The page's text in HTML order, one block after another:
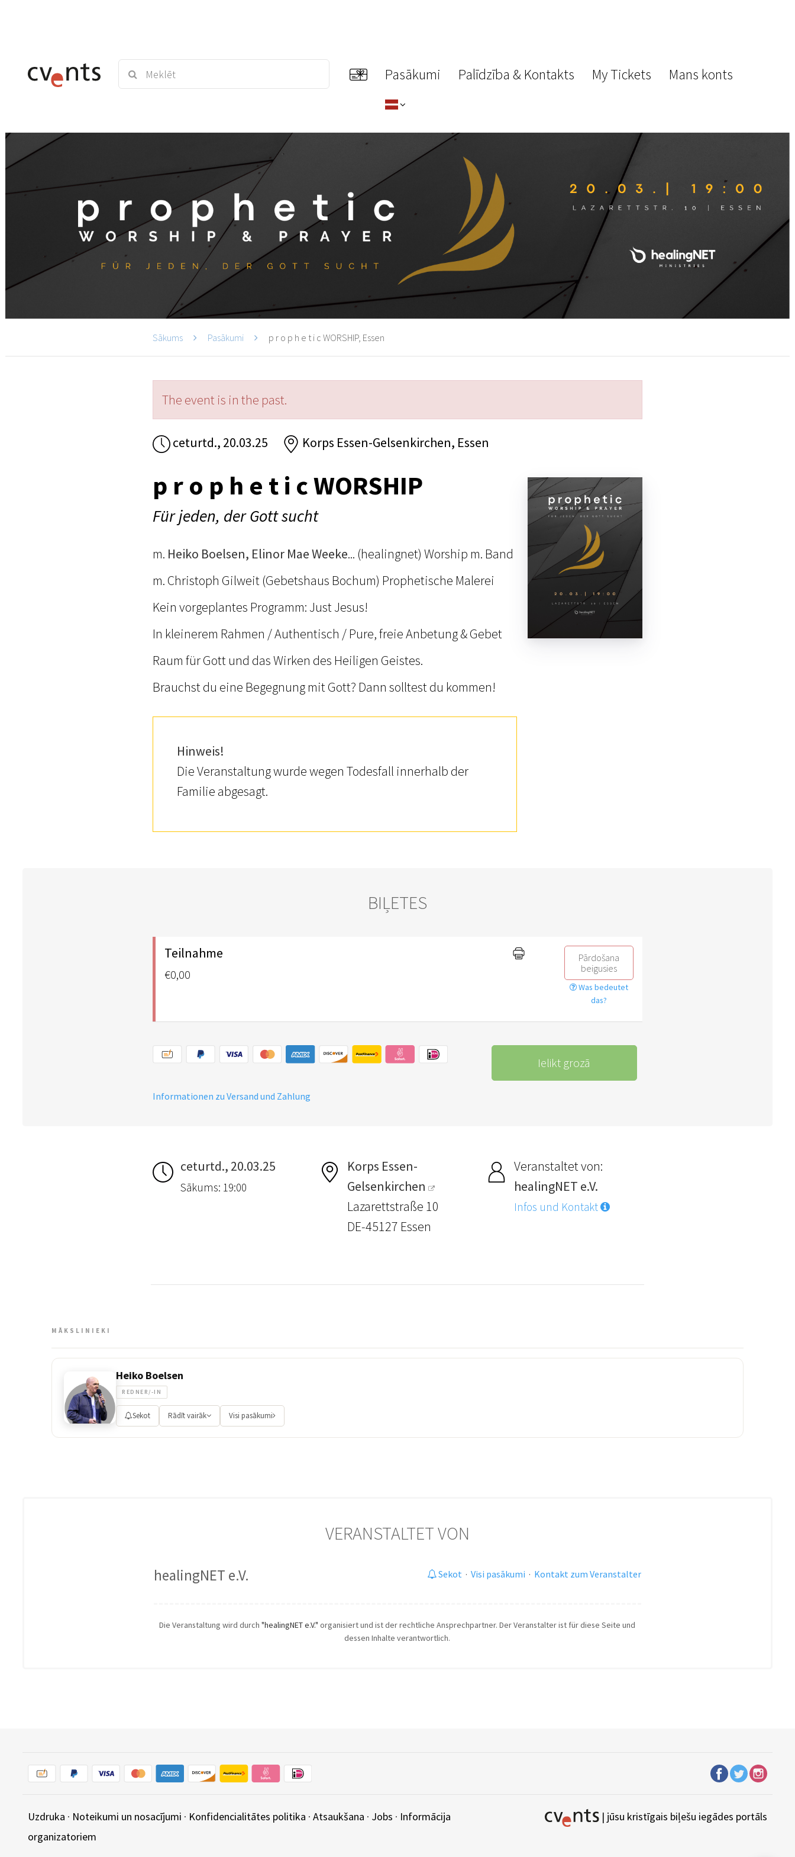
Pasākumi Palīdzība & Kontakts My Tickets Mans konts
Sākums Pasākumi p r o p h e t i c WORSHIP, Essen
The event is in the past.
ceturtd., 20.03.25 Korps Essen-Gelsenkirchen, Essen
p r o p h e t i c WORSHIP
Für jeden, der Gott sucht
m. Heiko Boelsen, Elinor Mae Weeke... (healingnet) Worship m. Band
m. Christoph Gilweit (Gebetshaus Bochum) Prophetische Malerei
Kein vorgeplantes Programm: Just Jesus!
In kleinerem Rahmen / Authentisch / Pure, freie Anbetung & Gebet
Raum für Gott und das Wirken des Heiligen Geistes.
Brauchst du eine Begegnung mit Gott? Dann solltest du kommen!
Hinweis!
Die Veranstaltung wurde wegen Todesfall innerhalb der
Familie abgesagt.
BIĻETES
Teilnahme
€0,00
Pārdošana
beigusies
Was bedeutet
das?
Ielikt grozā
Informationen zu Versand und Zahlung
ceturtd., 20.03.25
Sākums: 19:00
Korps Essen-
Gelsenkirchen
Lazarettstraße 10
DE-45127 Essen
Veranstaltet von:
healingNET e.V.
Infos und Kontakt
MĀKSLINIEKI
Heiko Boelsen
REDNER/-IN
Sekot Rādīt vairāk Visi pasākumi
VERANSTALTET VON
healingNET e.V. Sekot · Visi pasākumi · Kontakt zum Veranstalter
Die Veranstaltung wird durch"healingNET e.V." organisiert und ist der rechtliche Ansprechpartner. Der Veranstalter ist für diese Seite und
dessen Inhalte verantwortlich.
Uzdruka · Noteikumi un nosacījumi · Konfidencialitātes politika · Atsaukšana · Jobs · Informācija
organizatoriem
| jūsu kristīgais biļešu iegādes portāls